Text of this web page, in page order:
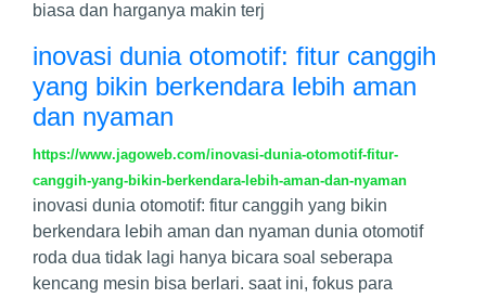
biasa dan harganya makin terj
inovasi dunia otomotif: fitur canggih
yang bikin berkendara lebih aman
dan nyaman
https://www.jagoweb.com/inovasi-dunia-otomotif-fitur-
canggih-yang-bikin-berkendara-lebih-aman-dan-nyaman
inovasi dunia otomotif: fitur canggih yang bikin
berkendara lebih aman dan nyaman dunia otomotif
roda dua tidak lagi hanya bicara soal seberapa
kencang mesin bisa berlari. saat ini, fokus para